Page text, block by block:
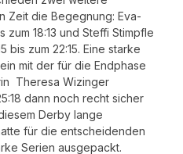
Zeit die Begegnung: Eva-
zum 18:13 und Steffi Stimpfle
bis zum 22:15. Eine starke
mit der für die Endphase
Theresa Wizinger
dann noch recht sicher
Derby lange
für die entscheidenden
Serien ausgepackt.